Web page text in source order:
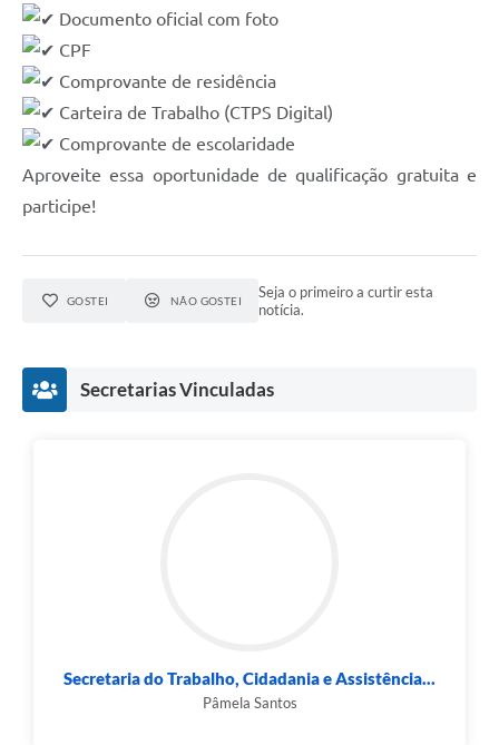
Documento oficial com foto
CPF
Comprovante de residência
Carteira de Trabalho (CTPS Digital)
Comprovante de escolaridade
Aproveite essa oportunidade de qualificação gratuita e
participe!
GOSTEI NÃO GOSTEI
Seja o primeiro a curtir esta
notícia.
Secretarias Vinculadas
Secretaria do Trabalho, Cidadania e Assistência...
Pâmela Santos